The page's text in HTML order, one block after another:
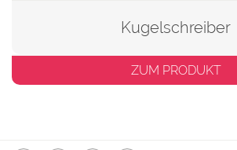
Kugelschreiber
ZUM PRODUKT